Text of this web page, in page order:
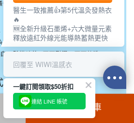
加入購物車
醫生一致推薦👍第5代溫灸發熱衣
🔥
🆕全新升級石墨烯+六大微量元素
釋放遠紅外線光能導熱蓄熱更快
回覆至 WIWI溫感衣
一鍵訂閱領取$50折扣
連結 LINE 帳號